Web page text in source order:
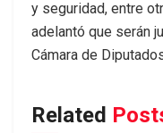
y seguridad, entre
adelantó que serán
Cámara de
Related